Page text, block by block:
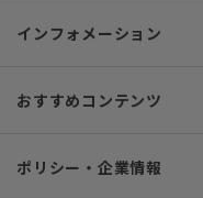
インフォメーション
おすすめコンテンツ
ポリシー・企業情報